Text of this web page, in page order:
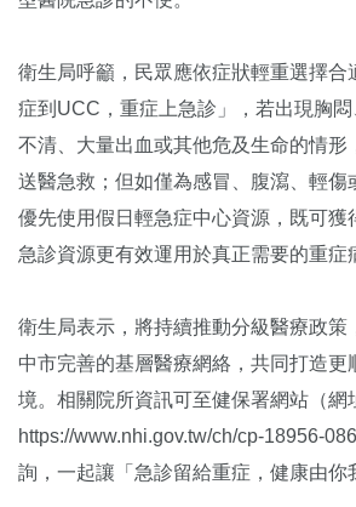
衛生局呼籲，民眾應依症狀輕重選擇合
症到UCC，重症上急診」，若出現胸
不清、大量出血或其他危及生命的情形
送醫急救；但如僅為感冒、腹瀉、輕傷
優先使用假日輕急症中心資源，既可獲
急診資源更有效運用於真正需要的重症
衛生局表示，將持續推動分級醫療政策
中市完善的基層醫療網絡，共同打造更
境。相關院所資訊可至健保署網站（網
https://www.nhi.gov.tw/ch/cp-18956-
詢，一起讓「急診留給重症，健康由你